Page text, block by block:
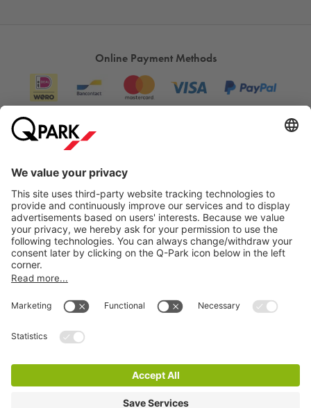
Online Payment Methods
City Parking
Privacy Statement